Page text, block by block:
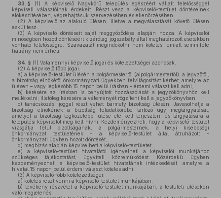
33. § (1) A képviselő Nagykörű település egészéért vállalt felelősséggel
képviseli választóinak érdekeit. Részt vesz a képviselő-testület döntéseinek
előkészítésében, végrehajtásuk szervezésében és ellenőrzésében.
(2) A képviselő az alakuló ülésen, illetve a megválasztását követő ülésen
esküt tesz.
(3) A képviselő döntéseit saját meggyőződése alapján hozza. A képviselői
minőségben hozott döntéséért kizárólag jogszabály által meghatározott esetekben
vonható felelősségre. Szavazatát megindokolni nem köteles, emiatt semmiféle
hátrány nem érheti.
34. § (1) Valamennyi képviselő jogai és kötelezettségei azonosak.
(2) A képviselő főbb jogai:
a) a képviselő-testület ülésén a polgármestertől (alpolgármestertől), a jegyzőtől,
a bizottság elnökétől önkormányzati ügyekben felvilágosítást kérhet, amelyre az
ülésen – vagy legkésőbb 15 napon belül írásban – érdemi választ kell adni,
b) kérésére az írásban is benyújtott hozzászólását a jegyzőkönyvhöz kell
mellékelni; illetőleg kérésére a véleményét rögzíteni kell a jegyzőkönyvben,
c) tanácskozási joggal részt vehet bármely bizottság ülésén. Javasolhatja a
bizottság elnökének a bizottság feladatkörébe tartozó ügy megtárgyalását,
amelyet a bizottság legközelebbi ülése elé kell terjeszteni és tárgyalására a
települési képviselőt meg kell hívni. Kezdeményezheti, hogy a képviselő-testület
vizsgálja felül bizottságának, a polgármesternek, a helyi kisebbségi
önkormányzat testületének – a képviselő-testület által átruházott –
önkormányzati ügyben hozott döntését,
d) megbízás alapján képviselheti a képviselő-testületet,
e) a képviselő-testület hivatalától igényelheti a képviselői munkájához
szükséges tájékoztatást, ügyviteli közreműködést. Közérdekű ügyben
kezdeményezheti a képviselő-testület hivatalának intézkedését, amelyre a
hivatal 15 napon belül érdemi választ köteles adni.
(3) A képviselő főbb kötelezettségei:
a) köteles részt venni a képviselő-testület munkájában;
b) tevékeny részvétel a képviselő-testület munkájában, a testületi üléseken
való megjelenés;